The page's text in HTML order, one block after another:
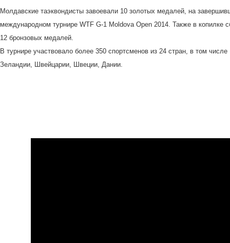
Молдавские таэквондисты завоевали 10 золотых медалей, на
международном турнире WTF G-1 Moldova Open 2014. Также в копилке
12 бронзовых медалей.
В турнире участвовало более 350 спортсменов из 24 стран, в том
Зеландии, Швейцарии, Швеции, Дании.